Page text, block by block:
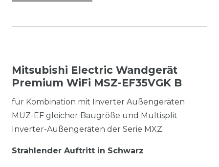
Mitsubishi Electric Wandgerät
Premium WiFi MSZ-EF35VGK B
für Kombination mit Inverter Außengeräten
MUZ-EF gleicher Baugröße und Multisplit
Inverter-Außengeräten der Serie MXZ.
Strahlender Auftritt in Schwarz